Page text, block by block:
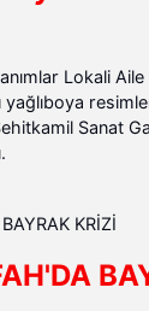
Lokali
yağlıboya
Sanat